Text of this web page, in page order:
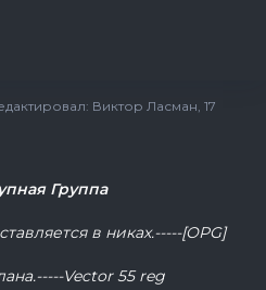
Виктор Ласман, 17
Группа
в никах.-----[OPG]
Vector 55 reg